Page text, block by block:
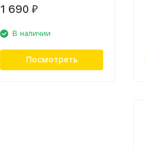
1 690 ₽
В наличии
Посмотреть